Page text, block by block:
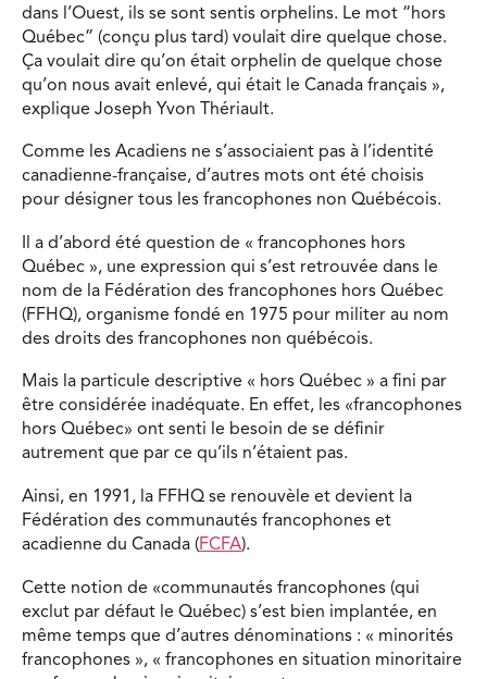
dans l’Ouest, ils se sont sentis orphelins. Le mot “hors
Québec” (conçu plus tard) voulait dire quelque chose.
Ça voulait dire qu’on était orphelin de quelque chose
qu’on nous avait enlevé, qui était le Canada français »,
explique Joseph Yvon Thériault.
Comme les Acadiens ne s’associaient pas à l’identité
canadienne-française, d’autres mots ont été choisis
pour désigner tous les francophones non Québécois.
Il a d’abord été question de « francophones hors
Québec », une expression qui s’est retrouvée dans le
nom de la Fédération des francophones hors Québec
(FFHQ), organisme fondé en 1975 pour militer au nom
des droits des francophones non québécois.
Mais la particule descriptive « hors Québec » a fini par
être considérée inadéquate. En effet, les «francophones
hors Québec» ont senti le besoin de se définir
autrement que par ce qu’ils n’étaient pas.
Ainsi, en 1991, la FFHQ se renouvèle et devient la
Fédération des communautés francophones et
acadienne du Canada (FCFA).
Cette notion de «communautés francophones (qui
exclut par défaut le Québec) s’est bien implantée, en
même temps que d’autres dénominations : « minorités
francophones », « francophones en situation minoritaire